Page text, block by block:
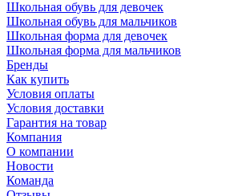
Школьная обувь для девочек
Школьная обувь для мальчиков
Школьная форма для девочек
Школьная форма для мальчиков
Бренды
Как купить
Условия оплаты
Условия доставки
Гарантия на товар
Компания
О компании
Новости
Команда